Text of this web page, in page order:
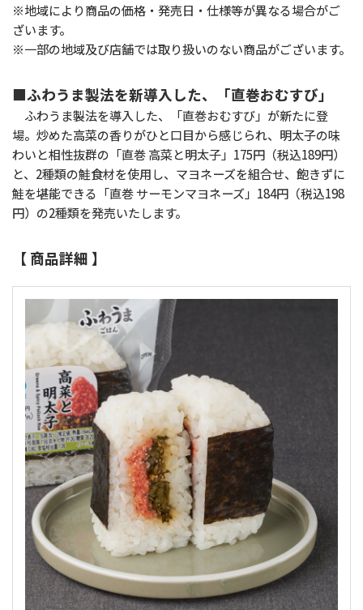
※地域により商品の価格・発売日・仕様等が異なる場合がご
ざいます。
※一部の地域及び店舗では取り扱いのない商品がございます。
■ふわうま製法を新導入した、「直巻おむすび」
ふわうま製法を導入した、「直巻おむすび」が新たに登
場。炒めた高菜の香りがひと口目から感じられ、明太子の味
わいと相性抜群の「直巻 高菜と明太子」175円（税込189円）
と、2種類の鮭食材を使用し、マヨネーズを組合せ、飽きずに
鮭を堪能できる「直巻 サーモンマヨネーズ」184円（税込198
円）の2種類を発売いたします。
【 商品詳細 】